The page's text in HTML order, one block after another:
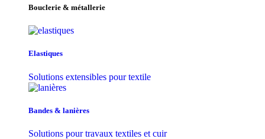
Bouclerie & métallerie
Elastiques
Solutions extensibles pour textile
Bandes & lanières
Solutions pour travaux textiles et cuir